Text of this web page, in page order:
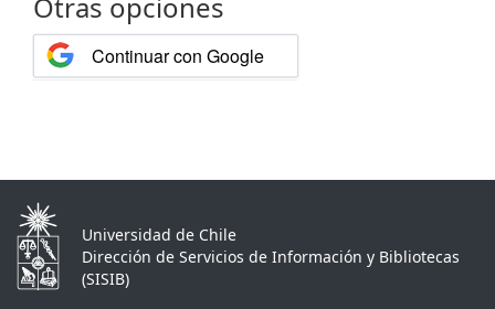
Continuar con Google
Universidad de Chile
Dirección de Servicios de Información y Bibliotecas
(SISIB)